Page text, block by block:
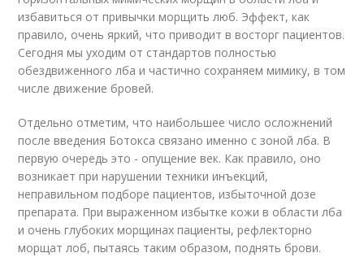
избавиться от привычки морщить люб. Эффект, как
правило, очень яркий, что приводит в восторг пациентов.
Сегодня мы уходим от стандартов полностью
обездвиженного лба и частично сохраняем мимику, в том
числе движение бровей.
Отдельно отметим, что наибольшее число осложнений
после введения Ботокса связано именно с зоной лба. В
первую очередь это - опущение век. Как правило, оно
возникает при нарушении техники инъекций,
неправильном подборе пациентов, избыточной дозе
препарата. При выраженном избытке кожи в области лба
и очень глубоких морщинах пациенты, рефлекторно
морщат лоб, пытаясь таким образом, поднять брови.